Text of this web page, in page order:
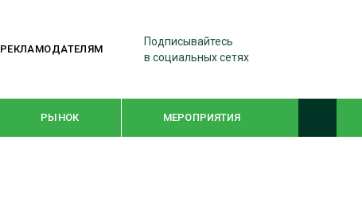
РЕКЛАМОДАТЕЛЯМ
Подписывайтесь
в социальных сетях
РЫНОК МЕРОПРИЯТИЯ